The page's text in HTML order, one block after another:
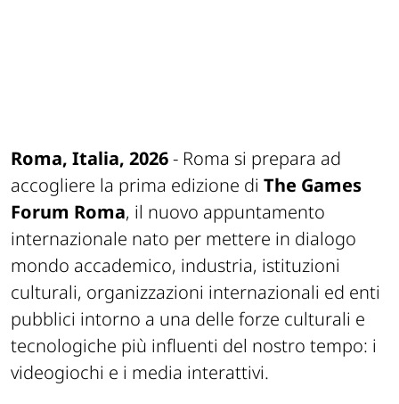
Roma, Italia, 2026- Roma si prepara ad
accogliere la prima edizione di The Games
Forum Roma, il nuovo appuntamento
internazionale nato per mettere in dialogo
mondo accademico, industria, istituzioni
culturali, organizzazioni internazionali ed enti
pubblici intorno a una delle forze culturali e
tecnologiche più influenti del nostro tempo: i
videogiochi e i media interattivi.